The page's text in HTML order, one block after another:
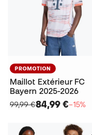
PROMOTION
Maillot Extérieur FC
Bayern 2025-2026
99,99 €84,99 €−15%